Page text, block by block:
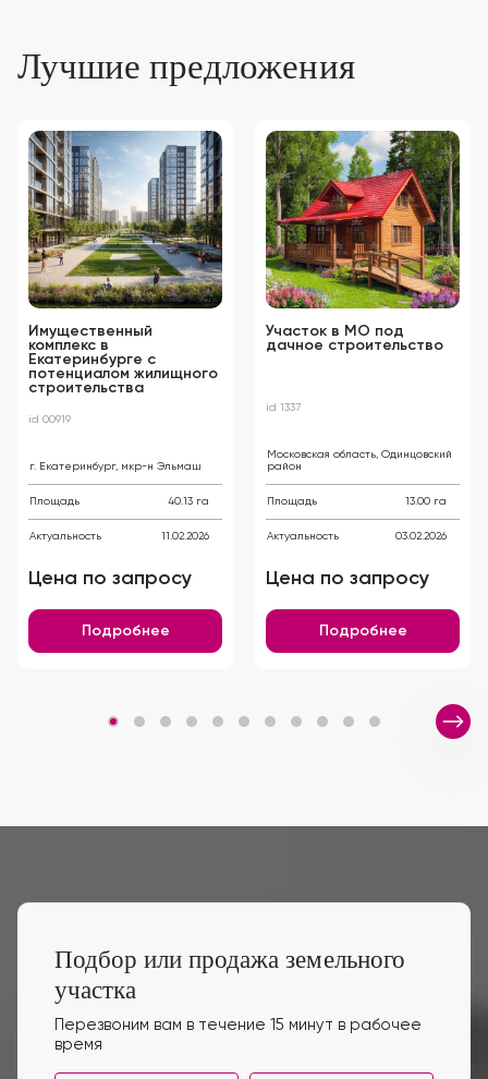
Лучшие предложения
Имущественный
комплекс в
Екатеринбурге с
потенциалом жилищного
строительства
id 00919
г. Екатеринбург, мкр-н Эльмаш
Площадь 40.13 га
Актуальность 11.02.2026
Цена по запросу
Подробнее
Участок в МО под
дачное строительство
id 1337
Московская область, Одинцовский
район
Площадь 13.00 га
Актуальность 03.02.2026
Цена по запросу
Подробнее
Подбор или продажа земельного
участка
Перезвоним вам в течение 15 минут в рабочее
время